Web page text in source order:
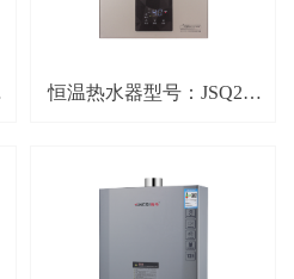
恒温热水器型号：JSQ24-